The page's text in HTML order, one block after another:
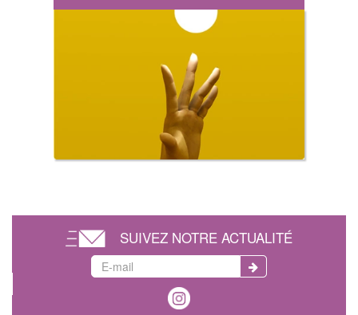
SUIVEZ NOTRE ACTUALITÉ